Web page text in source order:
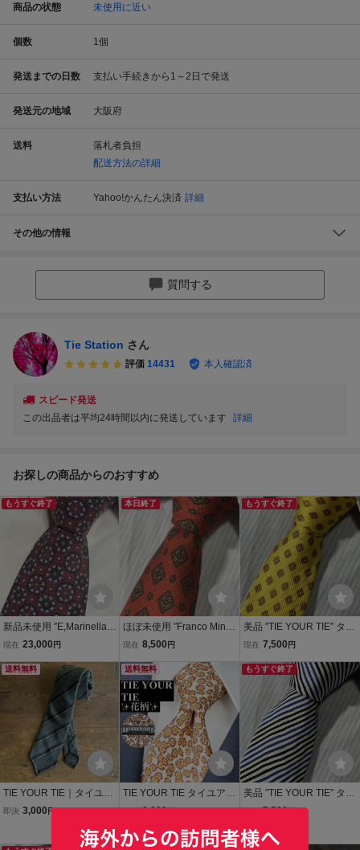
商品の状態 未使用に近い
個数 1個
発送までの日数 支払い手続きから1～2日で発送
発送元の地域 大阪府
送料
落札者負担
配送方法の詳細
支払い方法 Yahoo!かんたん決済 詳細
その他の情報
質問する
Tie Station さん
評価 14431 本人確認済
スピード発送
この出品者は平均24時間以内に発送しています
詳細
お探しの商品からのおすすめ
もうすぐ終了
新品未使用 ″E,Marinella N
APOLI″ E,マリネッラ 小紋
ブランドネクタイ 212483
現在 23,000 円
本日終了
ほぼ未使用 ″Franco Minuc
ci″ フランコミヌッチ 細身
折) スフォデラータ ブラ
ンドネクタイ 305183
現在 8,500 円
もうすぐ終了
美品 ″TIE YOUR TIE″ タイ
ユアタイ 細身 小紋 セッテ
ランドネクタイ 509074
現在 7,500 円
送料無料
TIE YOUR TIE｜タイユア
タイ スフォデラート
即決 3,000 円
送料無料
TIE YOUR TIE タイユアタ
イ ネクタイ 花柄 イタリア
9,990
もうすぐ終了
美品 ″TIE YOUR TIE″ タイ
ユアタイ 細身 ストライプ
ート ブランドネクタイ 50
7,500